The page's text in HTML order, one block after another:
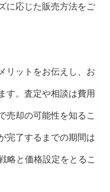
に応じた販売方法をご
リットをお伝えし、お
す。査定や相談は費用
売却の可能性を知るこ
完了するまでの期間は
略と価格設定をとるこ